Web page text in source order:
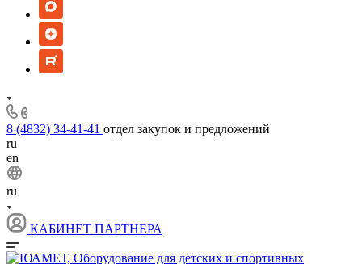
8 (4832) 34-41-41 отдел закупок и предложений
ru
en
ru
КАБИНЕТ ПАРТНЕРА